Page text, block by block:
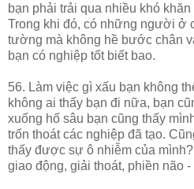
bạn phải trải qua nhiều khó
Trong khi đó, có những người ở
tường mà không hề bước chân
bạn có nghiệp tốt biết bao.
56. Làm việc gì xấu bạn không
không ai thấy bạn đi nữa, bạn
xuống hố sâu bạn cũng thấy
trốn thoát các nghiệp đã tạo.
thấy được sự ô nhiễm của
giao động, giải thoát, phiền não